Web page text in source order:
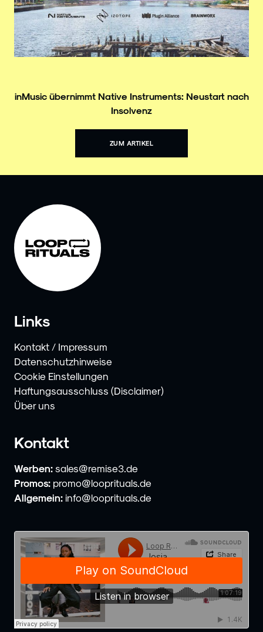
inMusic übernimmt Native Instruments: Neustart nach
Insolvenz
ZUM ARTIKEL
Links
Kontakt / Impressum
Datenschutzhinweise
Cookie Einstellungen
Haftungsausschluss (Disclaimer)
Über uns
Kontakt
Werben: sales@remise3.de
Promos: promo@looprituals.de
Allgemein: info@looprituals.de